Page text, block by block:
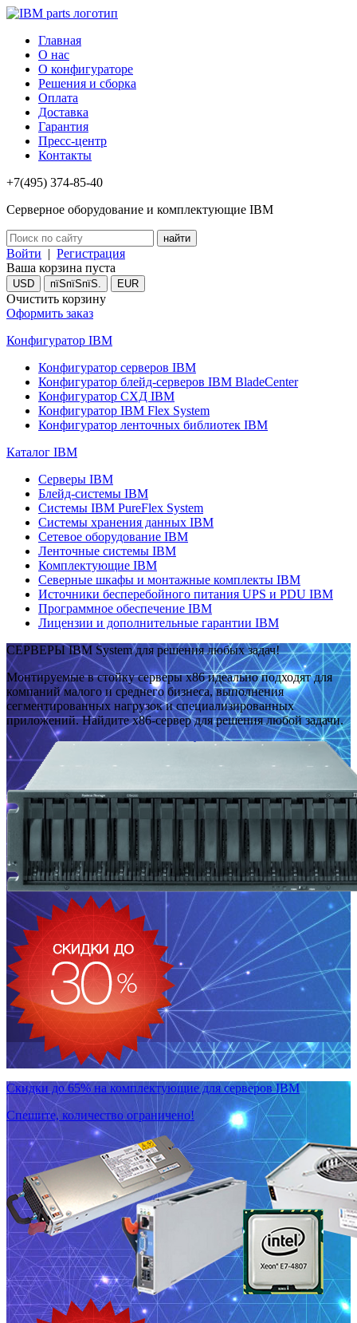
Главная
О нас
О конфигураторе
Решения и сборка
Оплата
Доставка
Гарантия
Пресс-центр
Контакты
+7(495) 374-85-40
Серверное оборудование и комплектующие IBM
Войти | Регистрация
Ваша корзина пуста
USD пїЅпїЅпїЅ. EUR
Очистить корзину
Оформить заказ
Конфигуратор IBM
Конфигуратор серверов IBM
Конфигуратор блейд-серверов IBM BladeCenter
Конфигуратор СХД IBM
Конфигуратор IBM Flex System
Конфигуратор ленточных библиотек IBM
Каталог IBM
Серверы IBM
Блейд-системы IBM
Системы IBM PureFlex System
Системы хранения данных IBM
Сетевое оборудование IBM
Ленточные системы IBM
Комплектующие IBM
Северные шкафы и монтажные комплекты IBM
Источники бесперебойного питания UPS и PDU IBM
Программное обеспечение IBM
Лицензии и дополнительные гарантии IBM
СЕРВЕРЫ IBM System для решения любых задач!
Монтируемые в стойку серверы x86 идеально подходят для
компаний малого и среднего бизнеса, выполнения
сегментированных нагрузок и специализированных
приложений. Найдите x86-сервер для решения любой задачи.
Скидки до 65% на комплектующие для серверов IBM
Спешите, количество ограничено!